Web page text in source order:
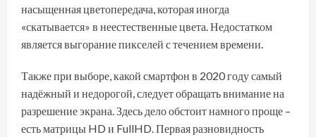
насыщенная цветопередача, которая иногда
«скатывается» в неестественные цвета. Недостатком
является выгорание пикселей с течением времени.
Также при выборе, какой смартфон в 2020 году самый
надёжный и недорогой, следует обращать внимание на
разрешение экрана. Здесь дело обстоит намного проще –
есть матрицы HD и FullHD. Первая разновидность